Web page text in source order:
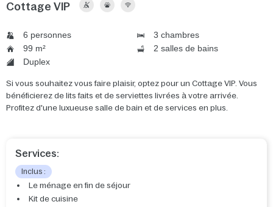
Cottage VIP
6 personnes
3 chambres
99 m²
2 salles de bains
Duplex
Si vous souhaitez vous faire plaisir, optez pour un Cottage VIP. Vous
bénéficierez de lits faits et de serviettes livrées à votre arrivée.
Profitez d'une luxueuse salle de bain et de services en plus.
Services:
Inclus :
Le ménage en fin de séjour
Kit de cuisine